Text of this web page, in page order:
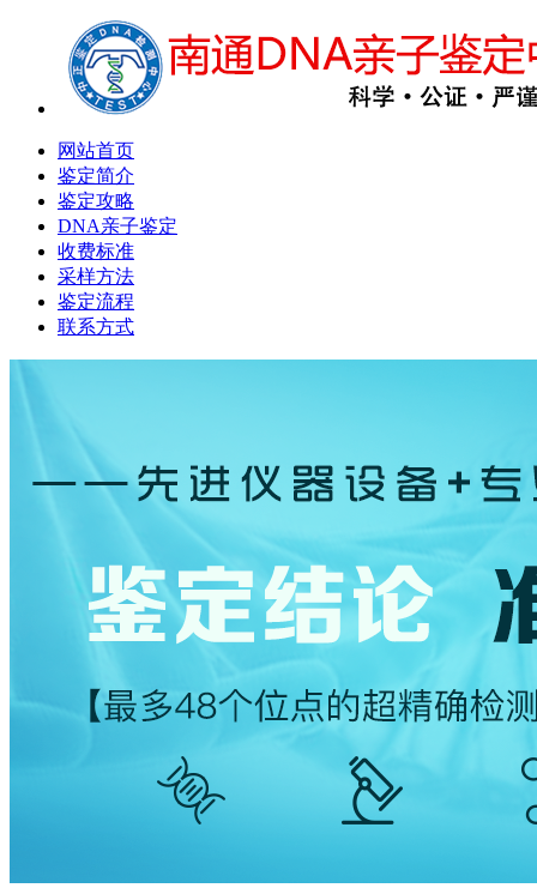
网站首页
鉴定简介
鉴定攻略
DNA亲子鉴定
收费标准
采样方法
鉴定流程
联系方式